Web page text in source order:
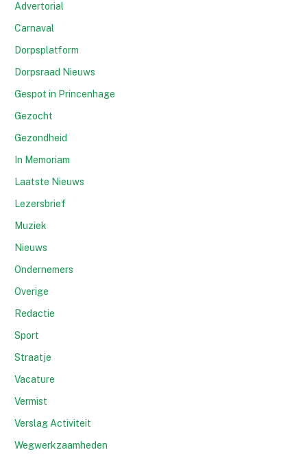
Advertorial
Carnaval
Dorpsplatform
Dorpsraad Nieuws
Gespot in Princenhage
Gezocht
Gezondheid
In Memoriam
Laatste Nieuws
Lezersbrief
Muziek
Nieuws
Ondernemers
Overige
Redactie
Sport
Straatje
Vacature
Vermist
Verslag Activiteit
Wegwerkzaamheden